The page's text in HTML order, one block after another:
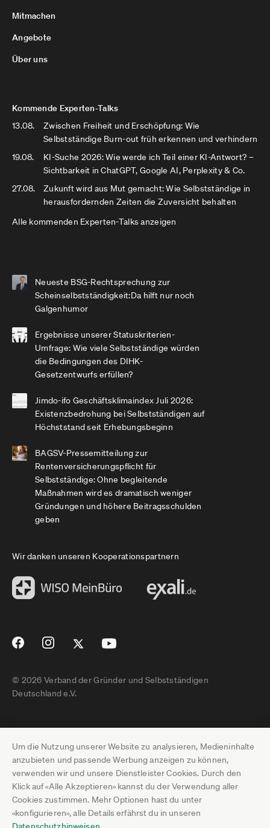
Um die Nutzung unserer Website zu analysieren, Medieninhalte
anzubieten und passende Werbung anzeigen zu können,
verwenden wir und unsere Dienstleister Cookies. Durch den
Klick auf «Alle Akzeptieren» kannst du der Verwendung aller
Cookies zustimmen. Mehr Optionen hast du unter
«konfigurieren», alle Details erfährst du in unseren
Mitmachen
Angebote
Über uns
Kommende Experten-Talks
13.08.
Zwischen Freiheit und Erschöpfung: Wie
Selbstständige Burn-out früh erkennen und verhindern
19.08.
KI-Suche 2026: Wie werde ich Teil einer KI-Antwort? –
Sichtbarkeit in ChatGPT, Google AI, Perplexity & Co.
27.08.
Zukunft wird aus Mut gemacht: Wie Selbstständige in
herausfordernden Zeiten die Zuversicht behalten
Alle kommenden Experten-Talks anzeigen
Neueste BSG-Rechtsprechung zur
Scheinselbstständigkeit:Da hilft nur noch
Galgenhumor
Ergebnisse unserer Statuskriterien-
Umfrage: Wie viele Selbstständige würden
die Bedingungen des DIHK-
Gesetzentwurfs erfüllen?
Jimdo-ifo Geschäftsklimaindex Juli 2026:
Existenzbedrohung bei Selbstständigen auf
Höchststand seit Erhebungsbeginn
BAGSV-Pressemitteilung zur
Rentenversicherungspflicht für
Selbstständige: Ohne begleitende
Maßnahmen wird es dramatisch weniger
Gründungen und höhere Beitragsschulden
geben
Wir danken unseren Kooperationspartnern
© 2026 Verband der Gründer und Selbstständigen
Deutschland e.V.
Impressum
Datenschutz
Pressebereich